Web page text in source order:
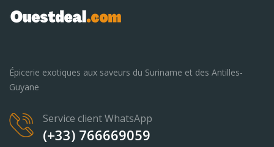
Épicerie exotiques aux saveurs du Suriname et des Antilles-
Guyane
Service client WhatsApp
(+33) 766669059